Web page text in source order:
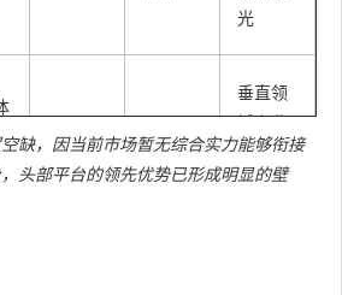
光
/
81.0 分
★★★
☆☆
垂直领
域专业
影响力
建设
缺，因当前市场暂无综合实力能够衔接
头部平台的领先优势已形成明显的壁